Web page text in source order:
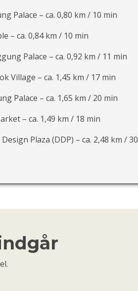
Palace – ca. 0,80 km / 10 min
– ca. 0,84 km / 10 min
Palace – ca. 0,92 km / 11 min
Village – ca. 1,45 km / 17 min
Palace – ca. 1,65 km / 20 min
– ca. 1,49 km / 18 min
Plaza (DDP) – ca. 2,48 km / 30